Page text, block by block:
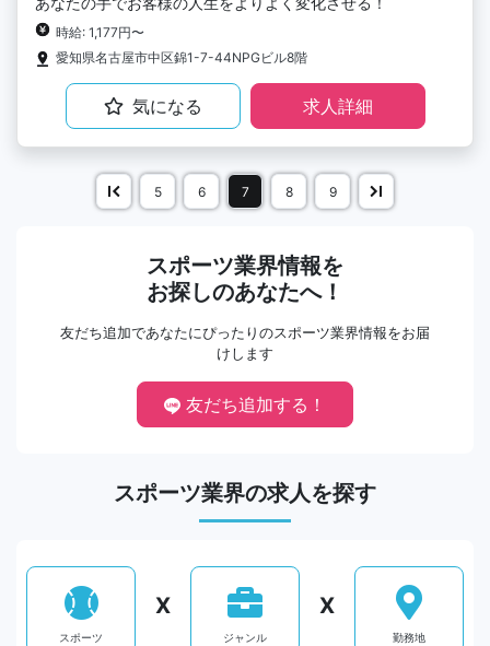
時給: 1,177円〜
愛知県名古屋市中区錦1-7-44NPGビル8階
気になる 求人詳細
5 6 7 8 9
スポーツ業界情報を
お探しのあなたへ！
友だち追加であなたにぴったりのスポーツ業界情報をお届
けします
友だち追加する！
スポーツ業界の求人を探す
スポーツ
X
ジャンル
X
勤務地